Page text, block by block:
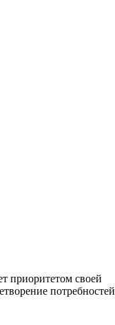
приоритетом своей
потребностей